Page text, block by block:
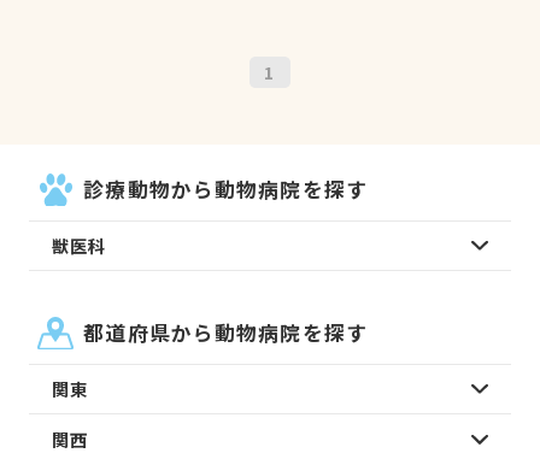
1
診療動物から動物病院を探す
獣医科
都道府県から動物病院を探す
関東
関西